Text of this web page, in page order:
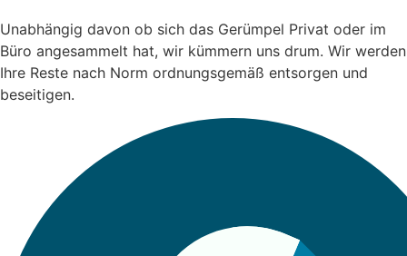
Unabhängig davon ob sich das Gerümpel Privat oder im
Büro angesammelt hat, wir kümmern uns drum. Wir werden
Ihre Reste nach Norm ordnungsgemäß entsorgen und
beseitigen.